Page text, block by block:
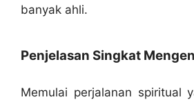
banyak ahli.
Penjelasan Singkat
Memulai perjalanan spiritual